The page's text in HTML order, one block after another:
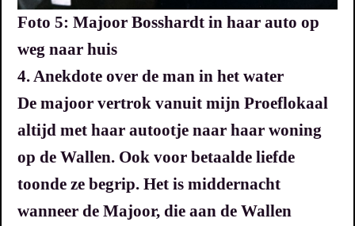
Foto 5: Majoor Bosshardt in haar auto op
weg naar huis
4. Anekdote over de man in het water
De majoor vertrok vanuit mijn Proeflokaal
altijd met haar autootje naar haar woning
op de Wallen. Ook voor betaalde liefde
toonde ze begrip. Het is middernacht
wanneer de Majoor, die aan de Wallen